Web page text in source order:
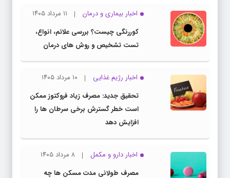
اخبار بیماری و درمان
۱۱ مرداد ۱۴۰۵
کوررنگی چیست؟ بررسی علائم، انواع،
تست تشخیص و روش های درمان
اخبار رژیم غذایی
۱۰ مرداد ۱۴۰۵
تحقیق جدید: مصرف زیاد فروکتوز ممکن
است خطر گسترش برخی سرطان ها را
افزایش دهد
اخبار دارو و مکمل
۸ مرداد ۱۴۰۵
مصرف طولانی مدت مسکن ها چه